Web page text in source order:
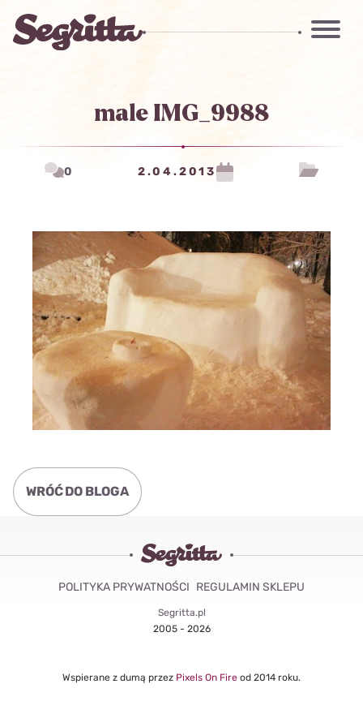
male IMG_9988
0 2.04.2013
WRÓĆ DO BLOGA
Segritta.pl
2005 - 2026
POLITYKA PRYWATNOŚCI REGULAMIN SKLEPU
Wspierane z dumą przez Pixels On Fire od 2014 roku.